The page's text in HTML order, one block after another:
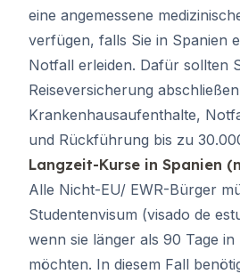
eine angemessene
verfügen, falls Sie in Spanien
Notfall erleiden. Dafür sollten
Reiseversicherung
Krankenhausaufenthalte,
und Rückführung bis zu
Langzeit-Kurse in Spanien
Alle Nicht-EU/ EWR-Bürger
Studentenvisum (visado de
wenn sie länger als 90 Tage in
möchten. In diesem Fall